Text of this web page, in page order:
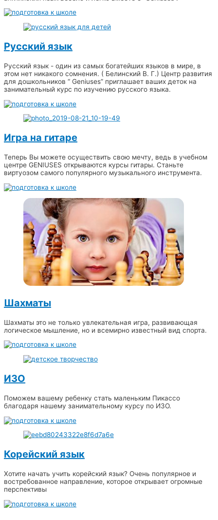
Русский язык
Русский язык - один из самых богатейших языков в мире, в
этом нет никакого сомнения. ( Белинский В. Г.) Центр развития
для дошкольников “ Geniuses” приглашает ваших деток на
занимательный курс по изучению русского языка.
Игра на гитаре
Теперь Вы можете осуществить свою мечту, ведь в учебном
центре GENIUSES открываются курсы гитары. Станьте
виртуозом самого популярного музыкального инструмента.
Шахматы
Шахматы это не только увлекательная игра, развивающая
логическое мышление, но и всемирно известный вид спорта.
ИЗО
Поможем вашему ребенку стать маленьким Пикассо
благодаря нашему занимательному курсу по ИЗО.
Корейский язык
Хотите начать учить корейский язык? Очень популярное и
востребованное направление, которое открывает огромные
перспективы